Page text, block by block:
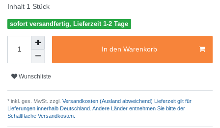
Inhalt 1 Stück
sofort versandfertig, Lieferzeit 1-2 Tage
In den Warenkorb
Wunschliste
* inkl. ges. MwSt. zzgl. Versandkosten (Ausland abweichend) Lieferzeit gilt für
Lieferungen innerhalb Deutschland. Andere Länder entnehmen Sie bitte der
Schaltfläche Versandkosten.